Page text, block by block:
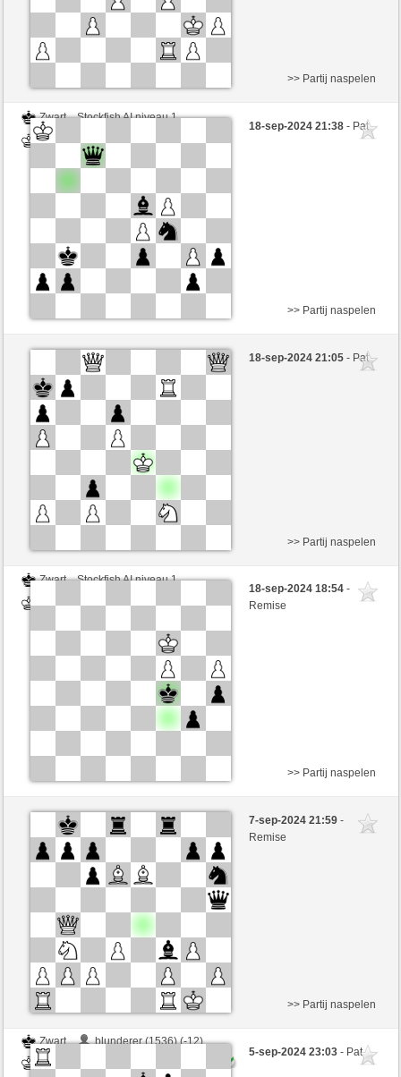
Zwart
Stockfish AI niveau 1
Wit
>> Partij naspelen
18-sep-2024 21:38- Pat
Wit
Stockfish AI niveau 1
BarbaraAk (1224)
>> Partij naspelen
18-sep-2024 21:05- Pat
Zwart
Stockfish AI niveau 1
>> Partij naspelen
18-sep-2024 18:54-
Remise
Wit
Noangel4fun (1271) (-3)
Zwart
BarbaraAk (1207) (+3)
Speelduur: 15 minutes/side + 0 seconds/move
>> Partij naspelen
7-sep-2024 21:59-
Remise
Zwart
blunderer (1536) (-12)
Wit
>> Partij naspelen
5-sep-2024 23:03- Pat